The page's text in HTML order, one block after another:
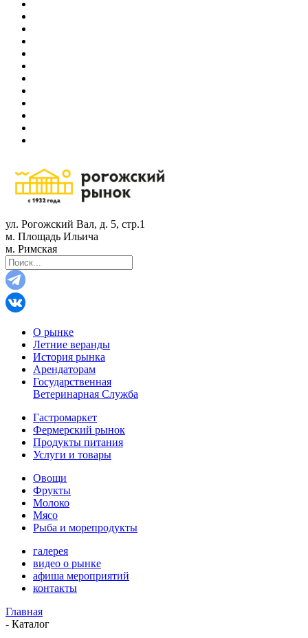
ул. Рогожский Вал, д. 5, стр.1
м. Площадь Ильича
м. Римская
О рынке
Летние веранды
История рынка
Арендаторам
Государственная
Ветеринарная Служба
Гастромаркет
Фермерский рынок
Продукты питания
Услуги и товары
Овощи
Фрукты
Молоко
Мясо
Рыба и морепродукты
галерея
видео о рынке
афиша мероприятий
контакты
Главная
- Каталог